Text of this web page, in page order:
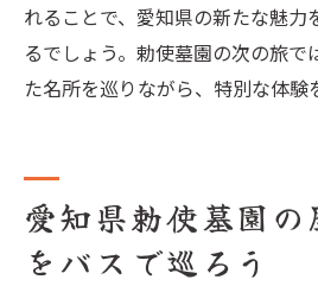
れることで、愛知県の新たな魅力
るでしょう。勅使墓園の次の旅で
た名所を巡りながら、特別な体験
愛知県勅使墓園
をバスで巡ろう